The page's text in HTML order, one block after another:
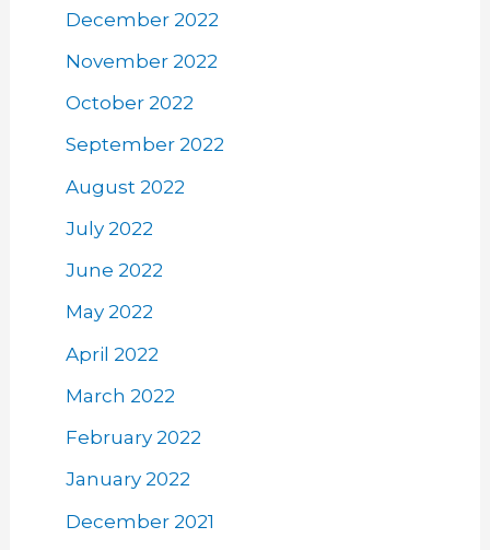
December 2022
November 2022
October 2022
September 2022
August 2022
July 2022
June 2022
May 2022
April 2022
March 2022
February 2022
January 2022
December 2021